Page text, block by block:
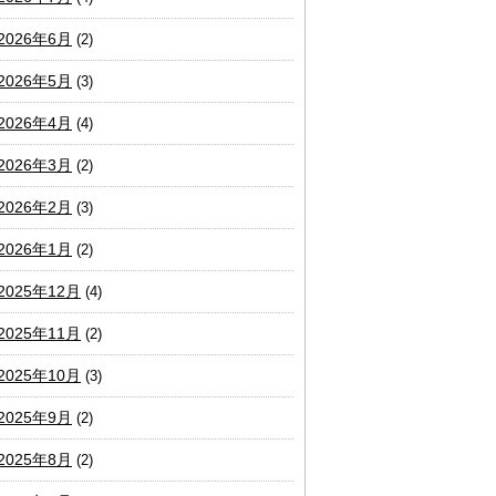
年6月 (2)
年5月 (3)
年4月 (4)
年3月 (2)
年2月 (3)
年1月 (2)
年12月 (4)
年11月 (2)
年10月 (3)
年9月 (2)
年8月 (2)